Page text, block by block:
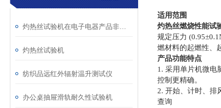
灼热丝试验机
纺织品远红外辐射温升测试仪
办公桌抽屉滑轨耐久性试验机
适用范围
灼热丝燃烧性能试
规定压力
燃材料的起燃性、
产品功能特点
1. 采用单片机微电
控制更精确。
2. 开始、计时、排
查询